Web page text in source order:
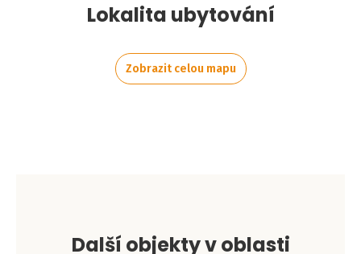
Lokalita ubytování
Zobrazit celou mapu
Další objekty v oblasti